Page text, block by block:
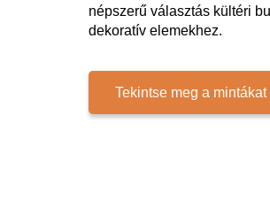
népszerű választás kültéri
dekoratív elemekhez.
Tekintse meg a mintákat